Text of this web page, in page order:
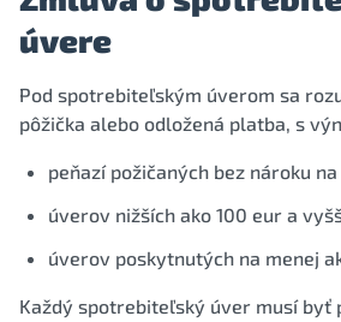
úvere
Pod spotrebiteľským úverom sa
pôžička alebo odložená platba, s
peňazí požičaných bez nároku
úverov nižších ako 100 eur a
úverov poskytnutých na menej
Každý spotrebiteľský úver musí byť